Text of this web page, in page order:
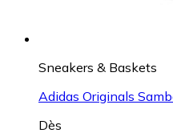
Sneakers & Baskets
Adidas Originals
Dès